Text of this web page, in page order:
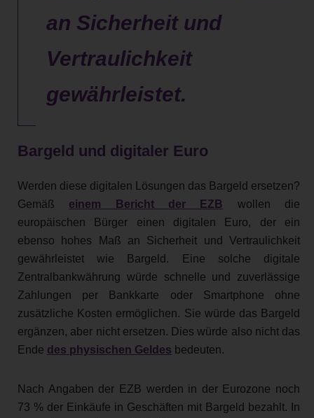
an Sicherheit und
Vertraulichkeit
gewährleistet.
Bargeld und digitaler Euro
Werden diese digitalen Lösungen das Bargeld ersetzen?
Gemäß einem Bericht der EZB wollen die
europäischen Bürger einen digitalen Euro, der ein
ebenso hohes Maß an Sicherheit und Vertraulichkeit
gewährleistet wie Bargeld. Eine solche digitale
Zentralbankwährung würde schnelle und zuverlässige
Zahlungen per Bankkarte oder Smartphone ohne
zusätzliche Kosten ermöglichen. Sie würde das Bargeld
ergänzen, aber nicht ersetzen. Dies würde also nicht das
Ende des physischen Geldes bedeuten.
Nach Angaben der EZB werden in der Eurozone noch
73 % der Einkäufe in Geschäften mit Bargeld bezahlt. In